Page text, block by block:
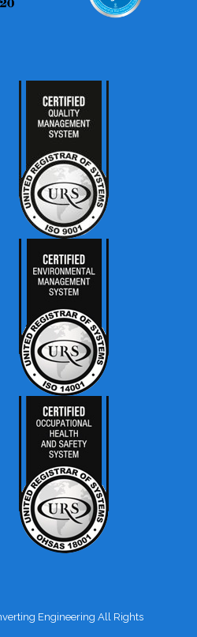
Engineering All Rights